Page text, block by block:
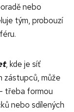
nebo
tým, probouzí
, kde je síť
zástupců, může
třeba formou
nebo sdílených